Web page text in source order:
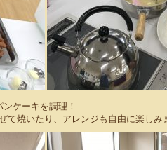
ケーキを調理！
て焼いたり、アレンジも自由に楽しみ